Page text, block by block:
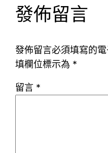
發佈留言
發佈留言必須填寫的
填欄位標示為 *
留言 *